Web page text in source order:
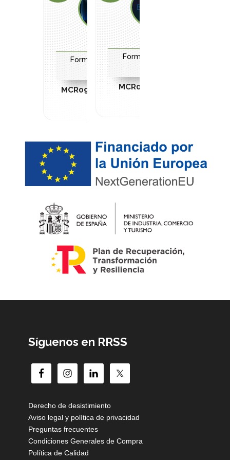
Microcredenciales
Formación complementaria
MCR09.Blockchain avanzado
Formación complementaria
MCR08. Blockchain básico
Síguenos en RRSS
Derecho de desistimiento
Aviso legal y política de privacidad
Preguntas frecuentes
Condiciones Generales de Compra
Política de Calidad